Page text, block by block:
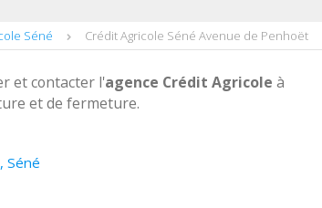
Séné Crédit Agricole Séné Avenue de Penhoët
et contacter l'agence Crédit Agricole à
et de fermeture.
Séné